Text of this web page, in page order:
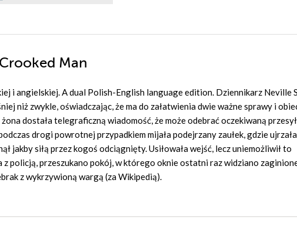
Man
i angielskiej. A dual Polish-English language edition. Dziennikarz Neville
niż zwykle, oświadczając, że ma do załatwienia dwie ważne sprawy i
dostała telegraficzną wiadomość, że może odebrać oczekiwaną
drogi powrotnej przypadkiem mijała podejrzany zaułek, gdzie
jakby siłą przez kogoś odciągnięty. Usiłowała wejść, lecz uniemożliwił to
policją, przeszukano pokój, w którego oknie ostatni raz widziano
z wykrzywioną wargą (za Wikipedią).